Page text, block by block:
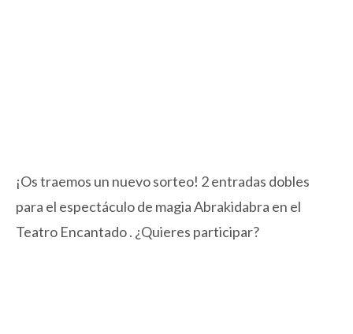
¡Os traemos un nuevo sorteo! 2 entradas dobles
para el espectáculo de magia Abrakidabra en el
Teatro Encantado . ¿Quieres participar?